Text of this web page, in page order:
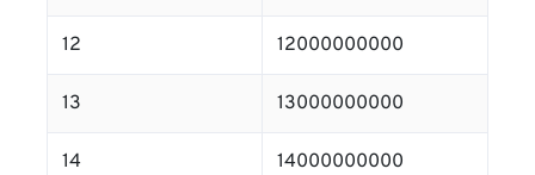
12 12000000000
13 13000000000
14 14000000000